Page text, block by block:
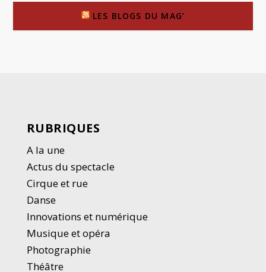
LES BLOGS DU MAG’
RUBRIQUES
A la une
Actus du spectacle
Cirque et rue
Danse
Innovations et numérique
Musique et opéra
Photographie
Théâtre